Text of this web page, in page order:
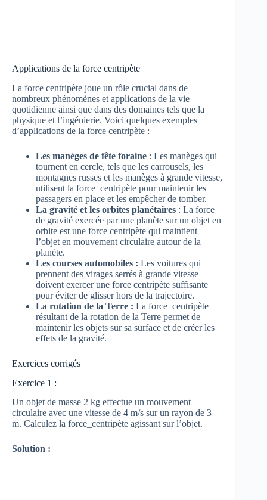
Applications de la force centripète
La force centripète joue un rôle crucial dans de
nombreux phénomènes et applications de la vie
quotidienne ainsi que dans des domaines tels que la
physique et l’ingénierie. Voici quelques exemples
d’applications de la force centripète :
Les manèges de fête foraine : Les manèges qui
tournent en cercle, tels que les carrousels, les
montagnes russes et les manèges à grande vitesse,
utilisent la force_centripète pour maintenir les
passagers en place et les empêcher de tomber.
La gravité et les orbites planétaires : La force
de gravité exercée par une planète sur un objet en
orbite est une force centripète qui maintient
l’objet en mouvement circulaire autour de la
planète.
Les courses automobiles : Les voitures qui
prennent des virages serrés à grande vitesse
doivent exercer une force centripète suffisante
pour éviter de glisser hors de la trajectoire.
La rotation de la Terre : La force_centripète
résultant de la rotation de la Terre permet de
maintenir les objets sur sa surface et de créer les
effets de la gravité.
Exercices corrigés
Exercice 1 :
Un objet de masse 2 kg effectue un mouvement
circulaire avec une vitesse de 4 m/s sur un rayon de 3
m. Calculez la force_centripète agissant sur l’objet.
Solution :